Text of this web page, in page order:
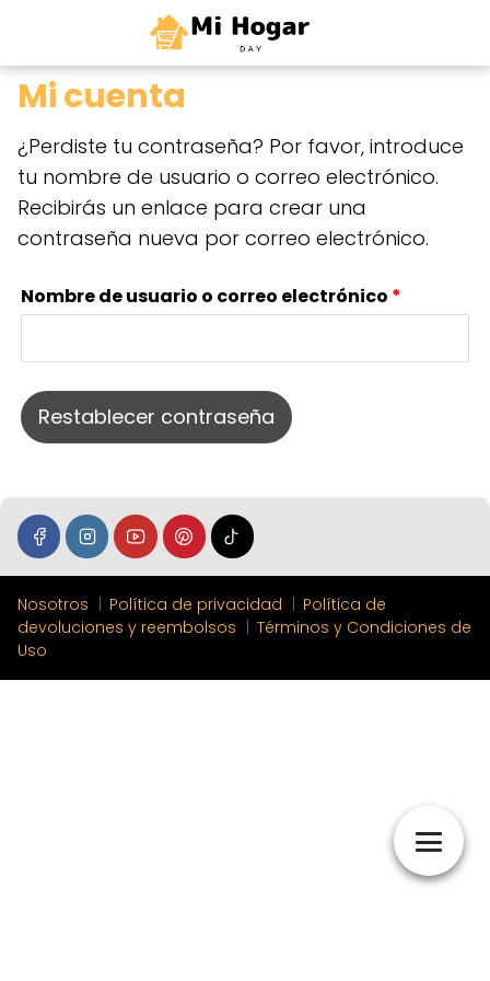
0
Mi cuenta
¿Perdiste tu contraseña? Por favor, introduce
tu nombre de usuario o correo electrónico.
Recibirás un enlace para crear una
contraseña nueva por correo electrónico.
Nombre de usuario o correo electrónico *
Restablecer contraseña
Nosotros Política de privacidad
Política de
devoluciones y reembolsos
Términos y Condiciones de
Uso